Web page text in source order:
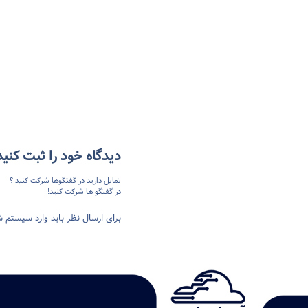
دیدگاه خود را ثبت
تمایل دارید در گفتگوها شرکت کنید ؟
در گفتگو ها شرکت کنید!
برای ارسال نظر باید وارد سیستم